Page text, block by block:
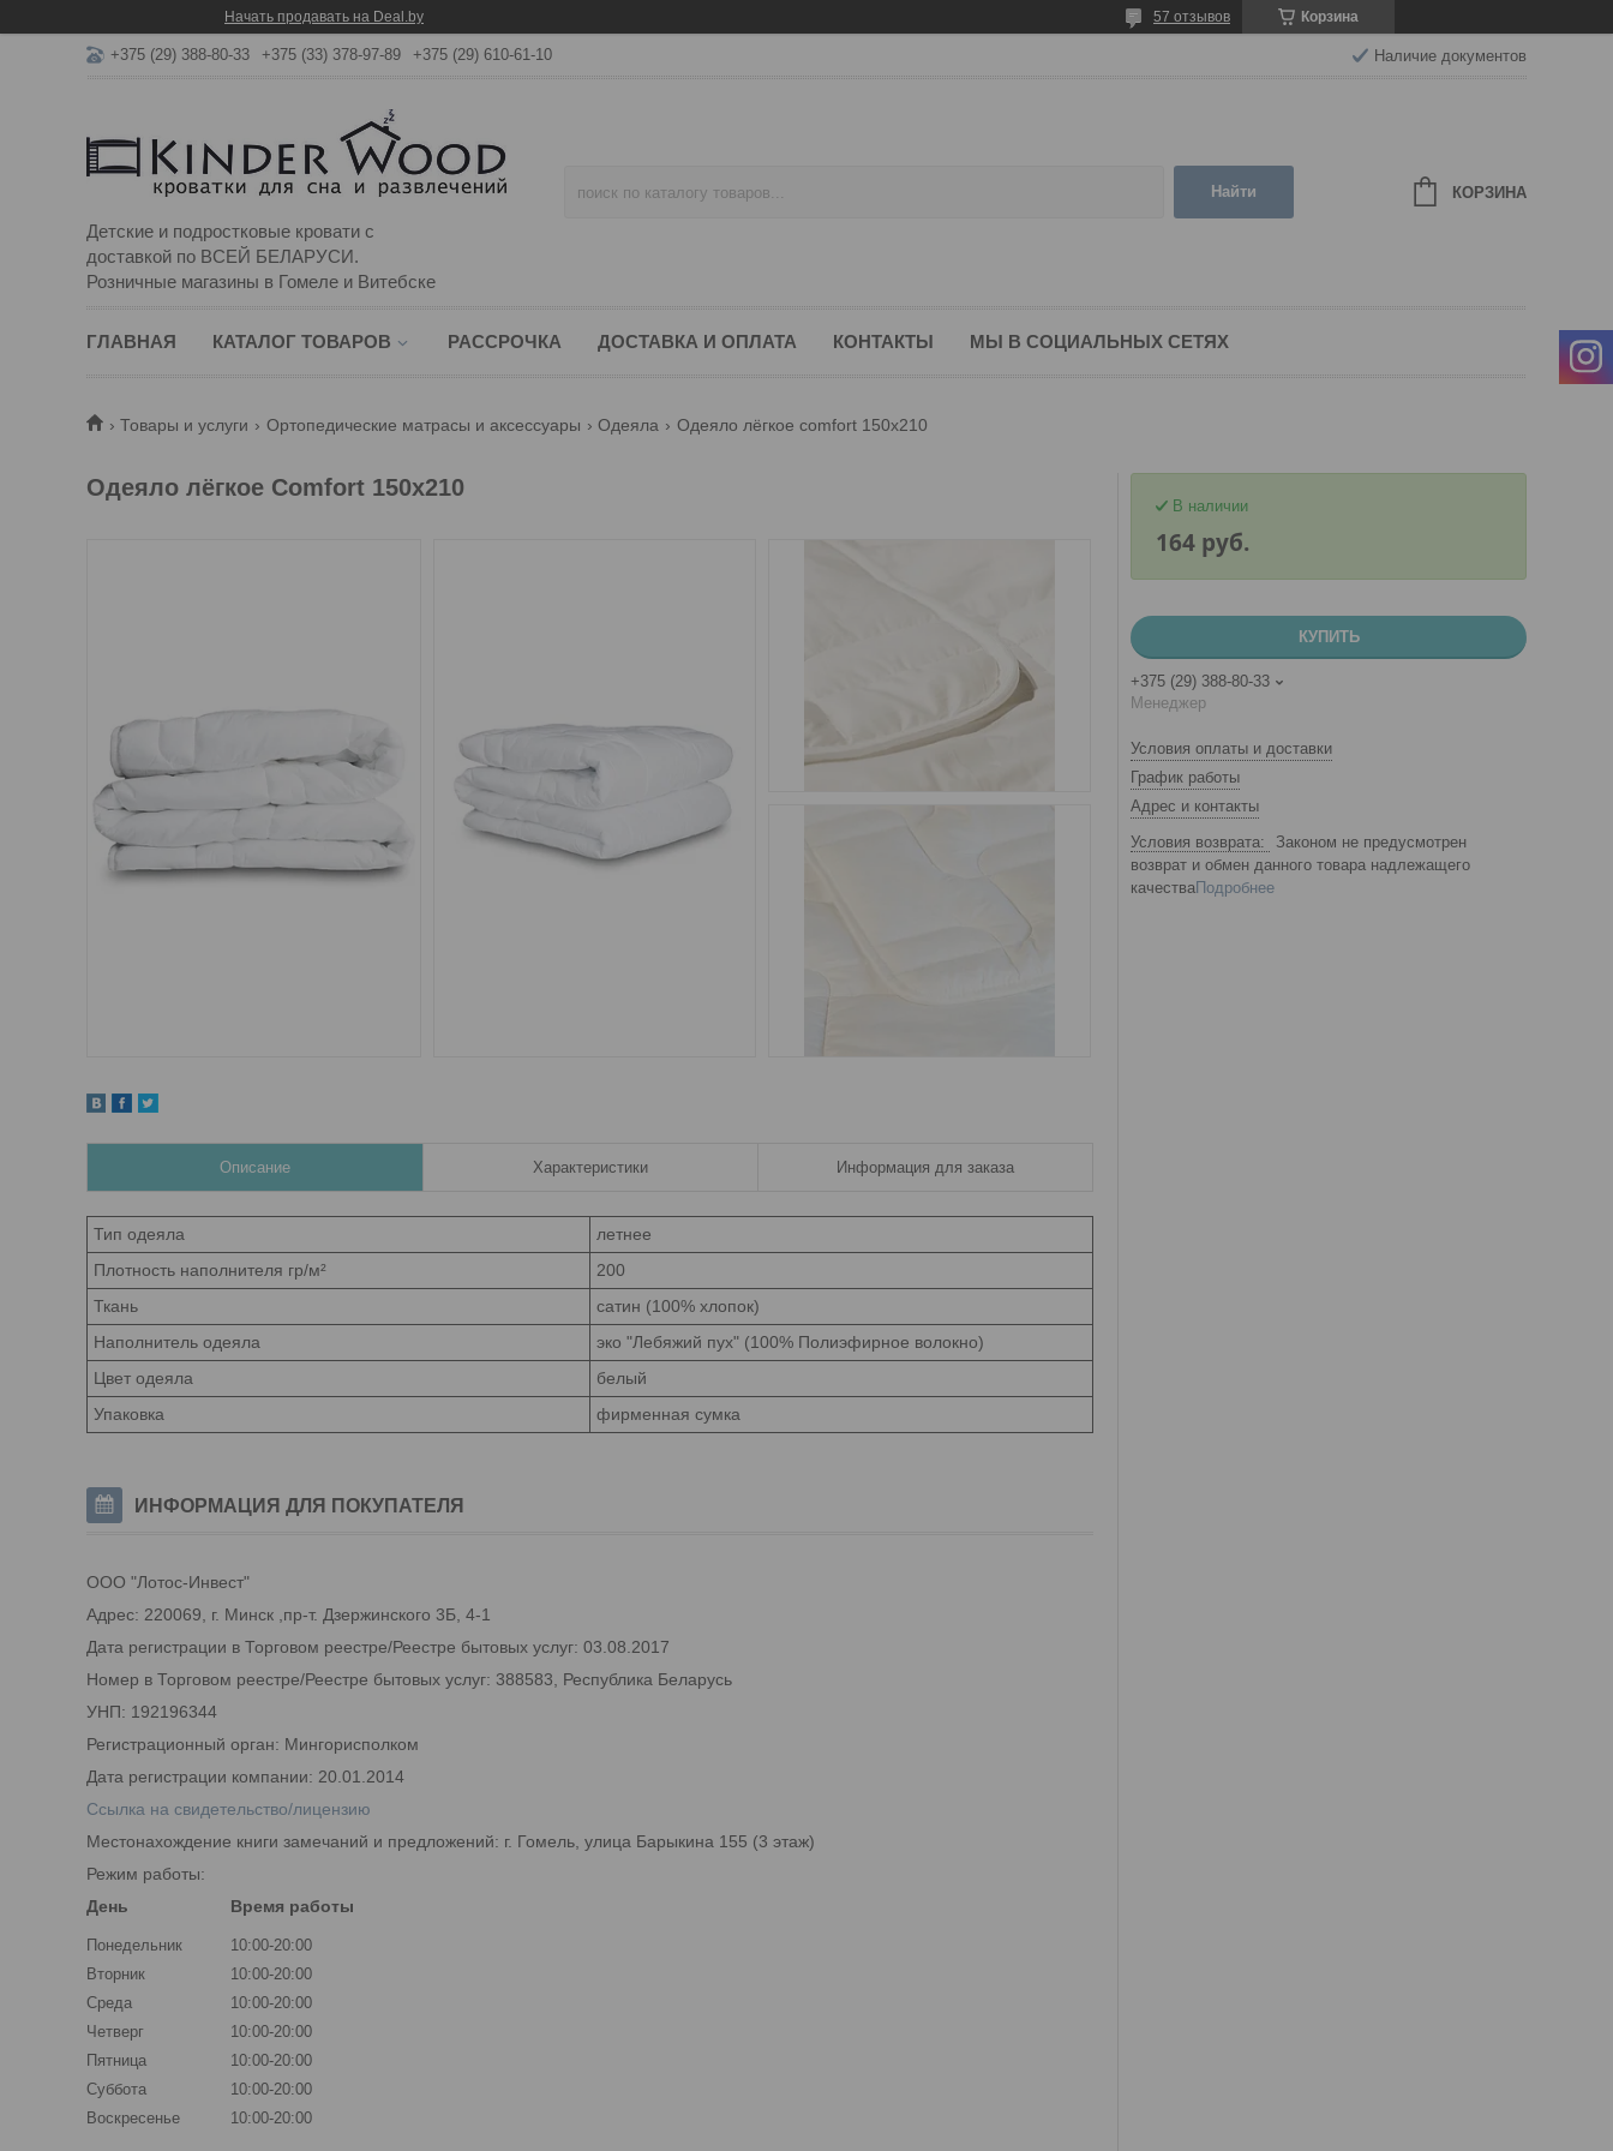
Начать продавать на Deal.by Корзина
57 отзывов
+375 (29) 388-80-33 +375 (33) 378-97-89 +375 (29) 610-61-10 Наличие документов
Детские и подростковые кровати с
доставкой по ВСЕЙ БЕЛАРУСИ.
Розничные магазины в Гомеле и Витебске
Найти КОРЗИНА
ГЛАВНАЯ КАТАЛОГ ТОВАРОВ РАССРОЧКА ДОСТАВКА И ОПЛАТА КОНТАКТЫ МЫ В СОЦИАЛЬНЫХ СЕТЯХ
Товары и услуги Ортопедические матрасы и аксессуары Одеяла Одеяло лёгкое comfort 150х210
Одеяло лёгкое Comfort 150х210
Описание Характеристики Информация для заказа
Тип одеяла
летнее
Плотность наполнителя гр/м²
200
Ткань
сатин (100% хлопок)
Наполнитель одеяла
эко "Лебяжий пух" (100% Полиэфирное волокно)
Цвет одеяла
белый
Упаковка
фирменная сумка
ИНФОРМАЦИЯ ДЛЯ ПОКУПАТЕЛЯ
ООО "Лотос-Инвест"
Адрес: 220069, г. Минск ,пр-т. Дзержинского 3Б, 4-1
Дата регистрации в Торговом реестре/Реестре бытовых услуг: 03.08.2017
Номер в Торговом реестре/Реестре бытовых услуг: 388583, Республика Беларусь
УНП: 192196344
Регистрационный орган: Мингорисполком
Дата регистрации компании: 20.01.2014
Ссылка на свидетельство/лицензию
Местонахождение книги замечаний и предложений: г. Гомель, улица Барыкина 155 (3 этаж)
Режим работы:
День
Время работы
Понедельник
10:00-20:00
Вторник
10:00-20:00
Среда
10:00-20:00
Четверг
10:00-20:00
Пятница
10:00-20:00
Суббота
10:00-20:00
Воскресенье
10:00-20:00
В наличии
164 руб.
КУПИТЬ
+375 (29) 388-80-33
Менеджер
Условия оплаты и доставки
График работы
Адрес и контакты
Законом не предусмотрен
возврат и обмен данного товара надлежащего
качестваПодробнее